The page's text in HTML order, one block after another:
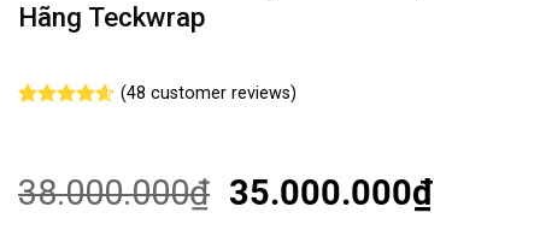
Hãng Teckwrap
customer
ratings
(48 customer reviews)
38.000.000₫ 35.000.000₫